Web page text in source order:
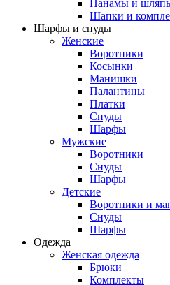
Панамы и
Шапки и
Шарфы и снуды
Женские
Воротники
Косынки
Манишки
Палантины
Платки
Снуды
Шарфы
Мужские
Воротники
Снуды
Шарфы
Детские
Воротники и
Снуды
Шарфы
Одежда
Женская одежда
Брюки
Комплекты